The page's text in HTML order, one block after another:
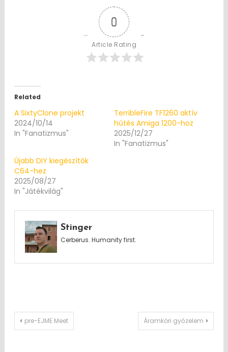
0
Article Rating
Related
A SixtyClone projekt
2024/10/14
In "Fanatizmus"
TerribleFire TF1260 aktív
hűtés Amiga 1200-hoz
2025/12/27
In "Fanatizmus"
Újabb DIY kiegészítők
C64-hez
2025/08/27
In "Játékvilág"
Stinger
Cerberus. Humanity first.
Post
pre-EJME Meet Áramköri győzelem